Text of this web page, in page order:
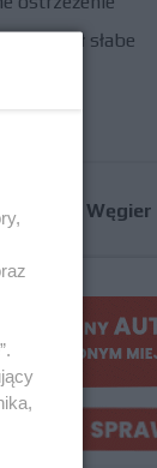
słabe
o GP Węgier